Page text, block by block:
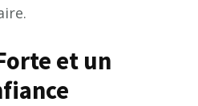
et un